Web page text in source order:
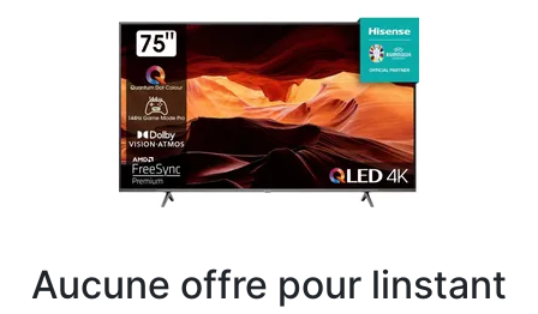
Catégories
Aucune offre pour linstant